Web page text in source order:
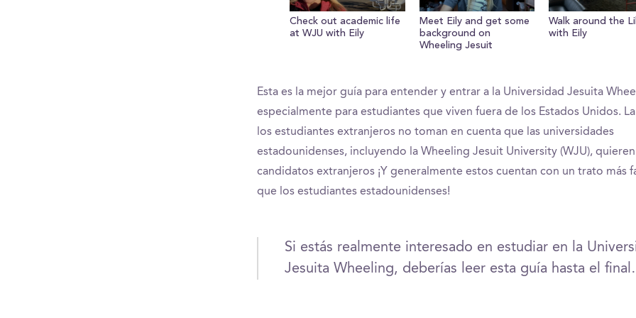
Check out academic life
at WJU with Eily
Meet Eily and get some
background on
Wheeling Jesuit
Walk around the
with Eily
Esta es la mejor guía para entender y entrar a la Universidad Jesuita
especialmente para estudiantes que viven fuera de los Estados Unidos.
los estudiantes extranjeros no toman en cuenta que las universidades
estadounidenses, incluyendo la Wheeling Jesuit University (WJU),
candidatos extranjeros ¡Y generalmente estos cuentan con un trato más
que los estudiantes estadounidenses!
Si estás realmente interesado en estudiar en la
Jesuita Wheeling, deberías leer esta guía hasta el